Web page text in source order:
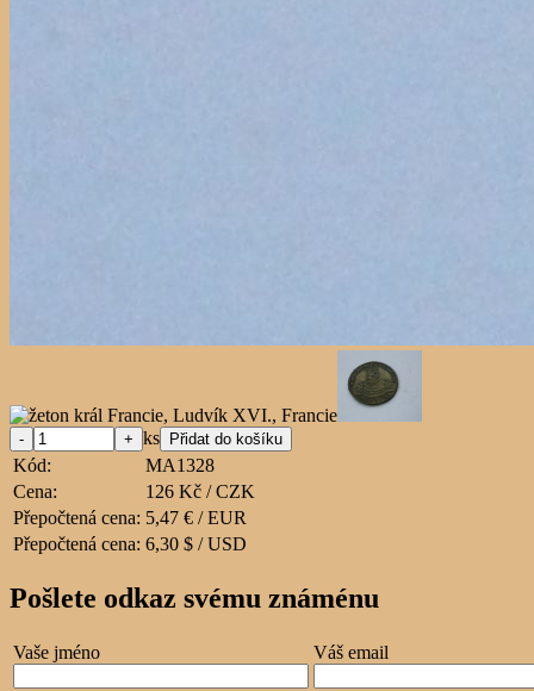
ks
Kód:
MA1328
Cena:
126 Kč / CZK
Přepočtená cena: 5,47 € / EUR
Přepočtená cena: 6,30 $ / USD
Pošlete odkaz svému známénu
Vaše jméno Váš email